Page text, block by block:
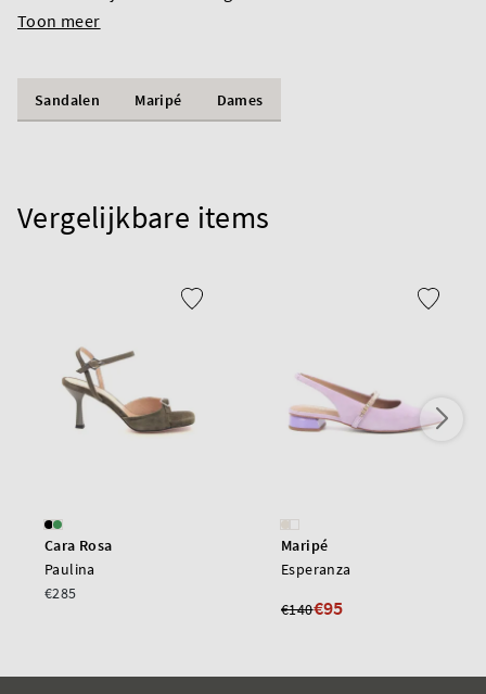
Toon meer
Sandalen Maripé Dames
Vergelijkbare items
Cara Rosa
Paulina
€285
Maripé
Esperanza
€140€95